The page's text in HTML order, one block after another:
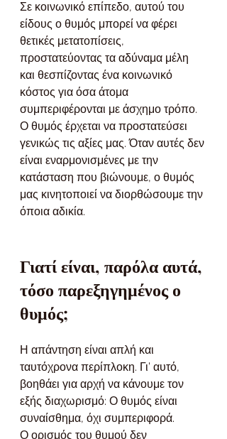
Σε κοινωνικό επίπεδο, αυτού του
είδους ο θυμός μπορεί να φέρει
θετικές μετατοπίσεις,
προστατεύοντας τα αδύναμα μέλη
και θεσπίζοντας ένα κοινωνικό
κόστος για όσα άτομα
συμπεριφέρονται με άσχημο τρόπο.
Ο θυμός έρχεται να προστατεύσει
γενικώς τις αξίες μας. Όταν αυτές δεν
είναι εναρμονισμένες με την
κατάσταση που βιώνουμε, ο θυμός
μας κινητοποιεί να διορθώσουμε την
όποια αδικία.
Γιατί είναι, παρόλα αυτά,
τόσο παρεξηγημένος ο
θυμός;
Η απάντηση είναι απλή και
ταυτόχρονα περίπλοκη. Γι’ αυτό,
βοηθάει για αρχή να κάνουμε τον
εξής διαχωρισμό: Ο θυμός είναι
συναίσθημα, όχι συμπεριφορά.
Ο ορισμός του θυμού δεν